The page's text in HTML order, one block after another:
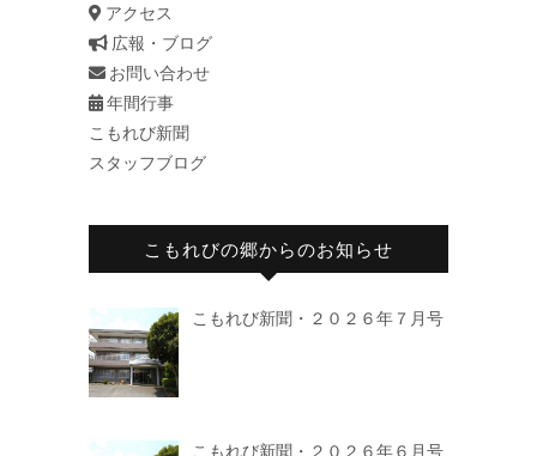
アクセス
広報・ブログ
お問い合わせ
年間行事
こもれび新聞
スタッフブログ
こもれびの郷からのお知らせ
こもれび新聞・２０２６年７月号
こもれび新聞・２０２６年６月号